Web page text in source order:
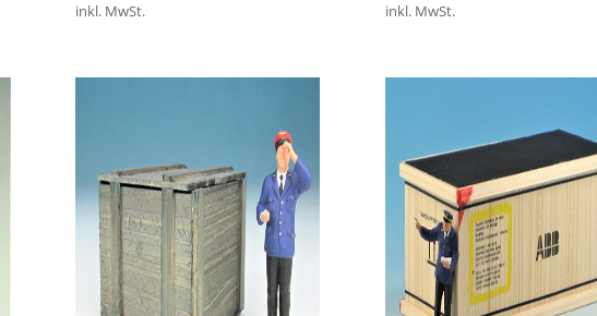
inkl. MwSt. inkl. MwSt.